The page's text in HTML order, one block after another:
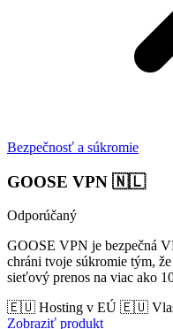
Bezpečnosť a súkromie
GOOSE VPN 🇳🇱
Odporúčaný
GOOSE VPN je bezpečná
chráni tvoje súkromie tým,
sieťový prenos na viac ako
🇪🇺 Hosting v EÚ 🇪🇺
Zobraziť produkt